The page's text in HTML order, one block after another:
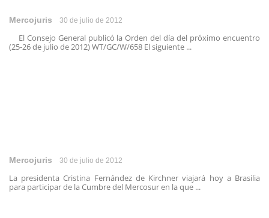
Mercojuris 30 de julio de 2012
El Consejo General publicó la Orden del día del próximo encuentro
(25-26 de julio de 2012) WT/GC/W/658 El siguiente ...
Mercojuris 30 de julio de 2012
La presidenta Cristina Fernández de Kirchner viajará hoy a Brasilia
para participar de la Cumbre del Mercosur en la que ...